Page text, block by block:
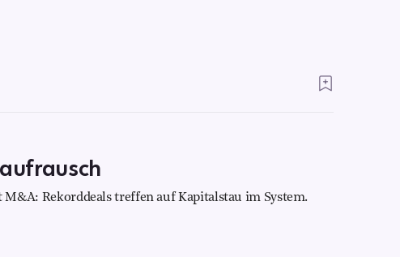
Rekorddeals treffen auf Kapitalstau im System.